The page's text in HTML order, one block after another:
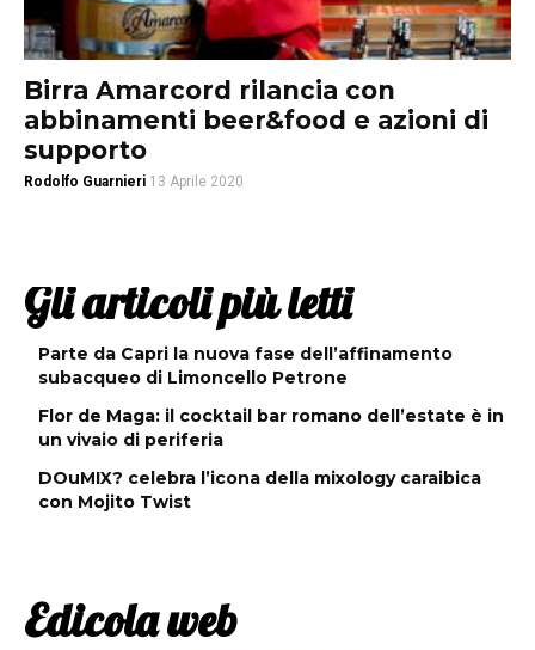
Birra Amarcord rilancia con
abbinamenti beer&food e azioni di
supporto
Rodolfo Guarnieri 13 Aprile 2020
Gli articoli più letti
Parte da Capri la nuova fase dell’affinamento
subacqueo di Limoncello Petrone
Flor de Maga: il cocktail bar romano dell’estate è in
un vivaio di periferia
DOuMIX? celebra l’icona della mixology caraibica
con Mojito Twist
Edicola web